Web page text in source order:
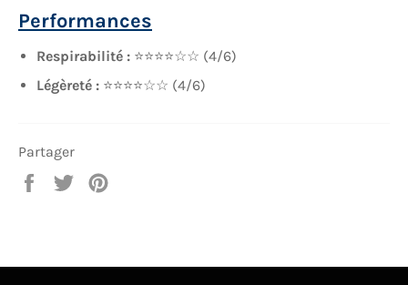
Performances
Respirabilité : ⭐⭐⭐⭐☆☆ (4/6)
Légèreté : ⭐⭐⭐⭐☆☆ (4/6)
Partager
PartagerTweeter